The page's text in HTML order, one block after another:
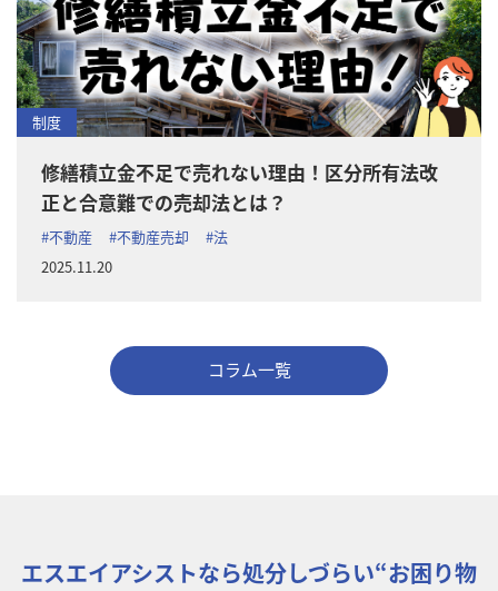
制度
修繕積立金不足で売れない理由！区分所有法改
正と合意難での売却法とは？
#不動産 #不動産売却
#法
2025.11.20
コラム一覧
エスエイアシストなら処分しづらい“お困り物